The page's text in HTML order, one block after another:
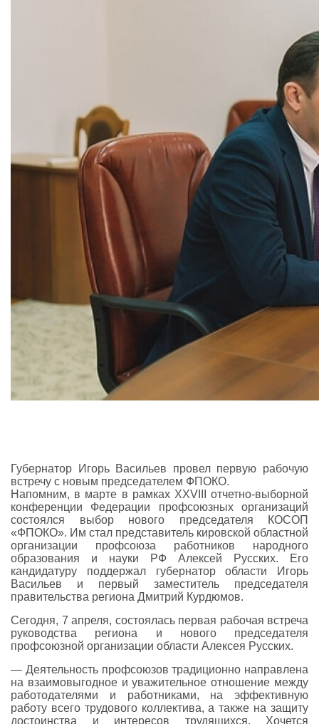
Губернатор Игорь Васильев провел первую рабочую
встречу с новым председателем ФПОКО.
Напомним, в марте в рамках XXVIII отчетно-выборной
конференции Федерации профсоюзных организаций
состоялся выбор нового председателя КОСОП
«ФПОКО». Им стал представитель кировской областной
организации профсоюза работников народного
образования и науки РФ Алексей Русских. Его
кандидатуру поддержал губернатор области Игорь
Васильев и первый заместитель председателя
правительства региона Дмитрий Курдюмов.
Сегодня, 7 апреля, состоялась первая рабочая встреча
руководства региона и нового председателя
профсоюзной организации области Алексея Русских.
— Деятельность профсоюзов традиционно направлена
на взаимовыгодное и уважительное отношение между
работодателями и работниками, на эффективную
работу всего трудового коллектива, а также на защиту
достоинства и интересов трудящихся. Хочется